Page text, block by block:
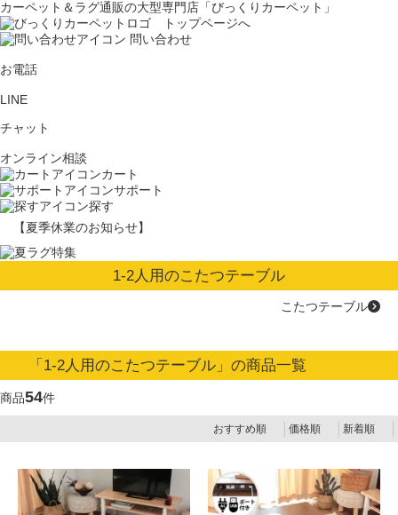
カーペット＆ラグ通販の大型専門店「びっくりカーペット」
問い合わせ
お電話
LINE
チャット
オンライン相談
カート
サポート
探す
【夏季休業のお知らせ】
1-2人用のこたつテーブル
こたつテーブル
「1-2人用のこたつテーブル」の商品一覧
商品54件
おすすめ順 価格順 新着順